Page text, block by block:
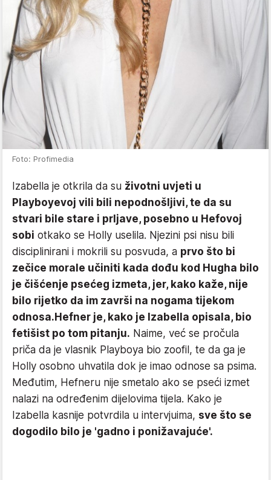
Foto: Profimedia
Izabella je otkrila da su životni uvjeti u
Playboyevoj vili bili nepodnošljivi, te da su
stvari bile stare i prljave, posebno u Hefovoj
sobi otkako se Holly uselila. Njezini psi nisu bili
disciplinirani i mokrili su posvuda, a prvo što bi
zečice morale učiniti kada dođu kod Hugha bilo
je čišćenje psećeg izmeta, jer, kako kaže, nije
bilo rijetko da im završi na nogama tijekom
odnosa.Hefner je, kako je Izabella opisala, bio
fetišist po tom pitanju. Naime, već se pročula
priča da je vlasnik Playboya bio zoofil, te da ga je
Holly osobno uhvatila dok je imao odnose sa psima.
Međutim, Hefneru nije smetalo ako se pseći izmet
nalazi na određenim dijelovima tijela. Kako je
Izabella kasnije potvrdila u intervjuima, sve što se
dogodilo bilo je 'gadno i ponižavajuće'.